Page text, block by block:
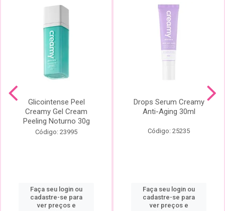
Glicointense Peel
Creamy Gel Cream
Peeling Noturno 30g
Código: 23995
Faça seu login ou
cadastre-se para
ver preços e
Drops Serum Creamy
Anti-Aging 30ml
Código: 25235
Faça seu login ou
cadastre-se para
ver preços e